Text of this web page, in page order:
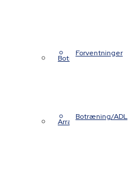
Forventninger
Botræning/ADL
Botræning/ADL
Arrangementer